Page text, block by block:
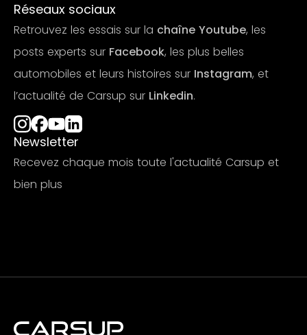
Réseaux sociaux
Retrouvez les essais sur la chaîne Youtube, les
posts experts sur Facebook, les plus belles
automobiles et leurs histoires sur Instagram, et
l’actualité de Carsup sur Linkedin.
Newsletter
Recevez chaque mois toute l'actualité Carsup et
bien plus